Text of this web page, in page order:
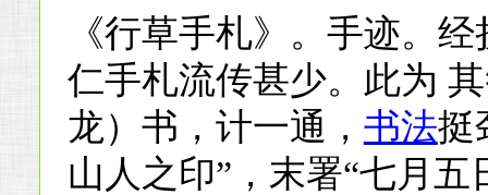
《行草手札》。手迹。
仁手札流传甚少。此为
龙）书，计一通， 书法挺
山人之印”，末署“七月